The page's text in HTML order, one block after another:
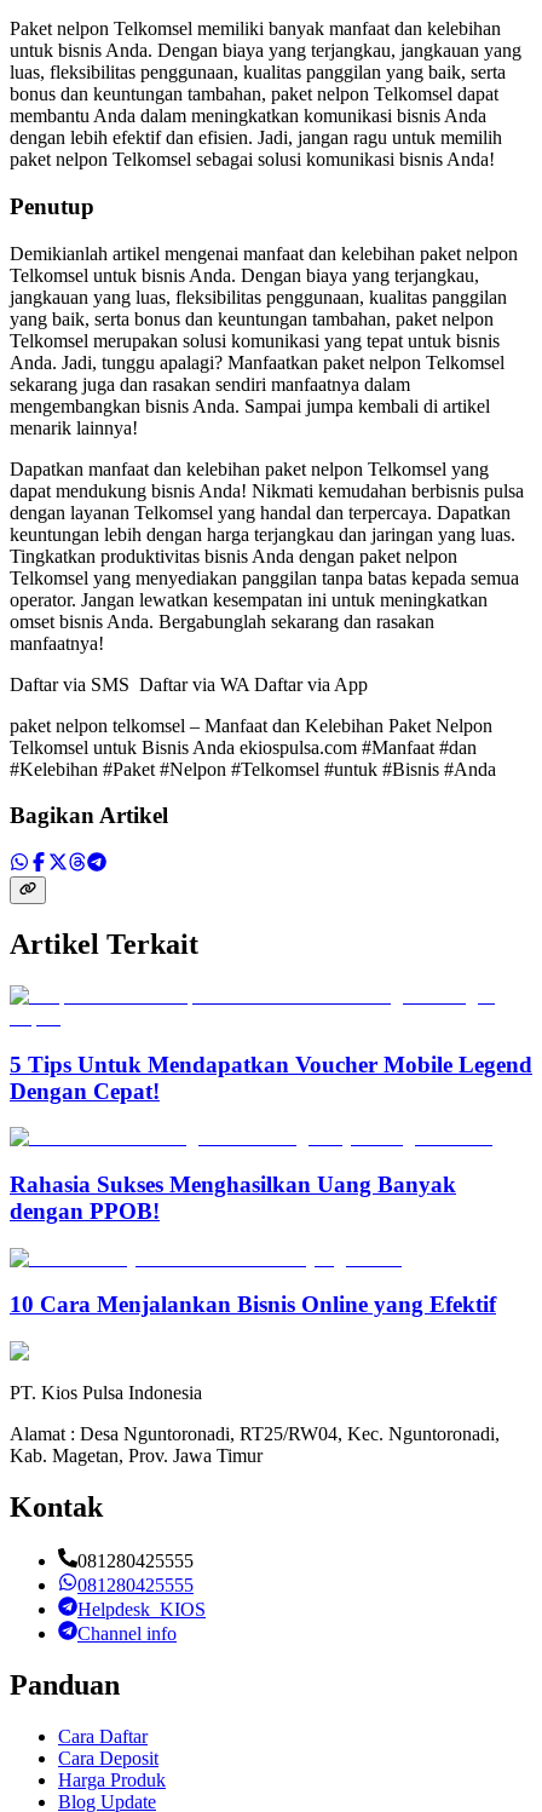
Paket nelpon Telkomsel memiliki banyak manfaat dan kelebihan
untuk bisnis Anda. Dengan biaya yang terjangkau, jangkauan yang
luas, fleksibilitas penggunaan, kualitas panggilan yang baik, serta
bonus dan keuntungan tambahan, paket nelpon Telkomsel dapat
membantu Anda dalam meningkatkan komunikasi bisnis Anda
dengan lebih efektif dan efisien. Jadi, jangan ragu untuk memilih
paket nelpon Telkomsel sebagai solusi komunikasi bisnis Anda!
Penutup
Demikianlah artikel mengenai manfaat dan kelebihan paket nelpon
Telkomsel untuk bisnis Anda. Dengan biaya yang terjangkau,
jangkauan yang luas, fleksibilitas penggunaan, kualitas panggilan
yang baik, serta bonus dan keuntungan tambahan, paket nelpon
Telkomsel merupakan solusi komunikasi yang tepat untuk bisnis
Anda. Jadi, tunggu apalagi? Manfaatkan paket nelpon Telkomsel
sekarang juga dan rasakan sendiri manfaatnya dalam
mengembangkan bisnis Anda. Sampai jumpa kembali di artikel
menarik lainnya!
Dapatkan manfaat dan kelebihan paket nelpon Telkomsel yang
dapat mendukung bisnis Anda! Nikmati kemudahan berbisnis pulsa
dengan layanan Telkomsel yang handal dan terpercaya. Dapatkan
keuntungan lebih dengan harga terjangkau dan jaringan yang luas.
Tingkatkan produktivitas bisnis Anda dengan paket nelpon
Telkomsel yang menyediakan panggilan tanpa batas kepada semua
operator. Jangan lewatkan kesempatan ini untuk meningkatkan
omset bisnis Anda. Bergabunglah sekarang dan rasakan
manfaatnya!
Daftar via SMS Daftar via WA Daftar via App
paket nelpon telkomsel – Manfaat dan Kelebihan Paket Nelpon
Telkomsel untuk Bisnis Anda ekiospulsa.com #Manfaat #dan
#Kelebihan #Paket #Nelpon #Telkomsel #untuk #Bisnis #Anda
Bagikan Artikel
Artikel Terkait
5 Tips Untuk Mendapatkan Voucher Mobile Legend
Dengan Cepat!
Rahasia Sukses Menghasilkan Uang Banyak
dengan PPOB!
10 Cara Menjalankan Bisnis Online yang Efektif
PT. Kios Pulsa Indonesia
Alamat : Desa Nguntoronadi, RT25/RW04, Kec. Nguntoronadi,
Kab. Magetan, Prov. Jawa Timur
Kontak
081280425555
081280425555
Helpdesk_KIOS
Channel info
Panduan
Cara Daftar
Cara Deposit
Harga Produk
Blog Update